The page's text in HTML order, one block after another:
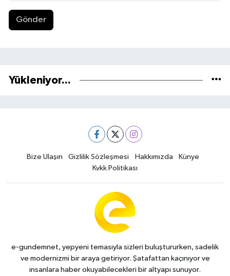
Gönder
Yükleniyor...
Bize Ulaşın Gizlilik Sözleşmesi Hakkımızda
Künye
Kvkk Politikası
e-gundemnet, yepyeni temasıyla sizleri buluştururken, sadelik
ve modernizmi bir araya getiriyor. Şatafattan kaçınıyor ve
insanlara haber okuyabilecekleri bir altyapı sunuyor.